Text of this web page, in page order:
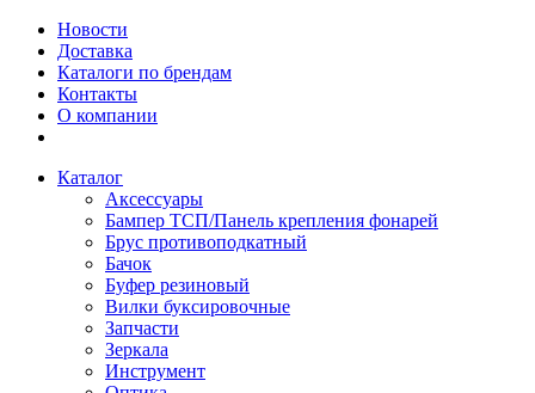
Новости
Доставка
Каталоги по брендам
Контакты
О компании
Каталог
Аксессуары
Бампер ТСП/Панель крепления фонарей
Брус противоподкатный
Бачок
Буфер резиновый
Вилки буксировочные
Запчасти
Зеркала
Инструмент